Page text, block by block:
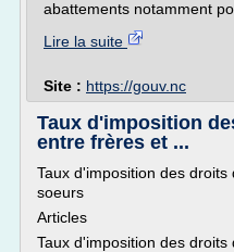
abattements notamment
Lire la suite
Site : https://gouv.nc
Taux d'imposition
entre frères et ...
Taux d'imposition des
soeurs
Articles
Taux d'imposition des